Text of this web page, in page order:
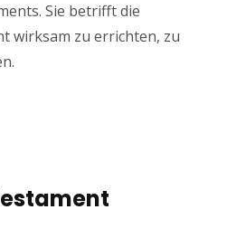
Sie betrifft die
wirksam zu errichten, zu